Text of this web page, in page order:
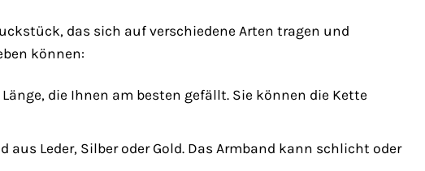
das sich auf verschiedene Arten tragen und
können:
die Ihnen am besten gefällt. Sie können die Kette
aus Leder, Silber oder Gold. Das Armband kann schlicht oder